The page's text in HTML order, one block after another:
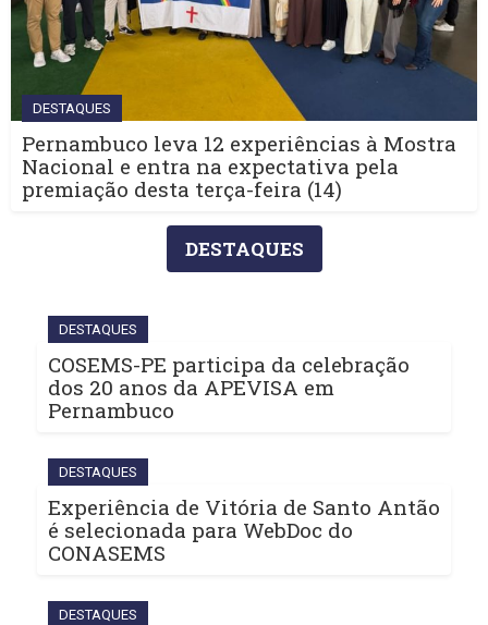
DESTAQUES
Pernambuco leva 12 experiências à Mostra
Nacional e entra na expectativa pela
premiação desta terça-feira (14)
DESTAQUES
DESTAQUES
COSEMS-PE participa da celebração
dos 20 anos da APEVISA em
Pernambuco
DESTAQUES
Experiência de Vitória de Santo Antão
é selecionada para WebDoc do
CONASEMS
DESTAQUES